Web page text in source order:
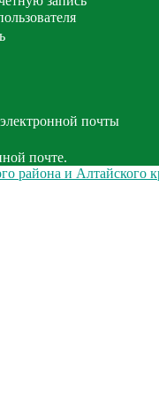
почты
почте.
района и Алтайского